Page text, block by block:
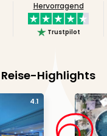
Hervorragend
Trustpilot
Reise-Highlights
4.1